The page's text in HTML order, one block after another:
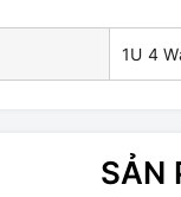
1U 4
SẢN